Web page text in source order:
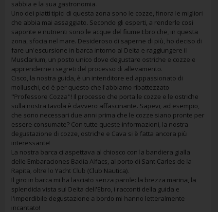
sabbia e la sua gastronomia.
Uno dei piatti tipici di questa zona sono le cozze, finora le migliori
che abbia mai assaggiato. Secondo gli esperti, a renderle cosi
saporite e nutrienti sono le acque del fiume Ebro che, in questa
zona, sfocia nel mare. Desideroso di saperne di più, ho deciso di
fare un'escursione in barca intorno al Delta e raggiungere il
Musclarium, un posto unico dove degustare ostriche e cozze e
apprenderne i segreti del processo di allevamento.
Cisco, la nostra guida, è un intenditore ed appassionato di
molluschi, ed è per questo che l'abbiamo ribattezzato
"Professore Cozza"! Il processo che porta le cozze e le ostriche
sulla nostra tavola è davvero affascinante. Sapevi, ad esempio,
che sono necessari due anni prima che le cozze siano pronte per
essere consumate? Con tutte queste informazioni, la nostra
degustazione di cozze, ostriche e Cava si è fatta ancora più
interessante!
La nostra barca ci aspettava al chiosco con la bandiera gialla
delle Embaraciones Badia Alfacs, al porto di Sant Carles de la
Rapita, oltre lo Yacht Club (Club Nautica).
Il giro in barca mi ha lasciato senza parole: la brezza marina, la
splendida vista sul Delta dell'Ebro, i racconti della guida e
l'imperdibile degustazione a bordo mi hanno letteralmente
incantato!